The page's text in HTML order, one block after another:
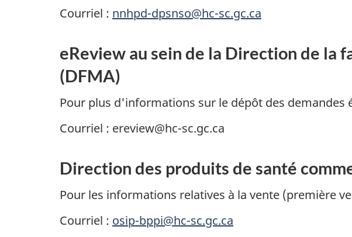
Courriel : nnhpd-dpsnso@hc-sc.gc.ca
eReview au sein de la Direction de la
(DFMA)
Pour plus d'informations sur le dépôt des demandes
Courriel : ereview@hc-sc.gc.ca
Direction des produits de santé
Pour les informations relatives à la vente (première
Courriel : osip-bppi@hc-sc.gc.ca